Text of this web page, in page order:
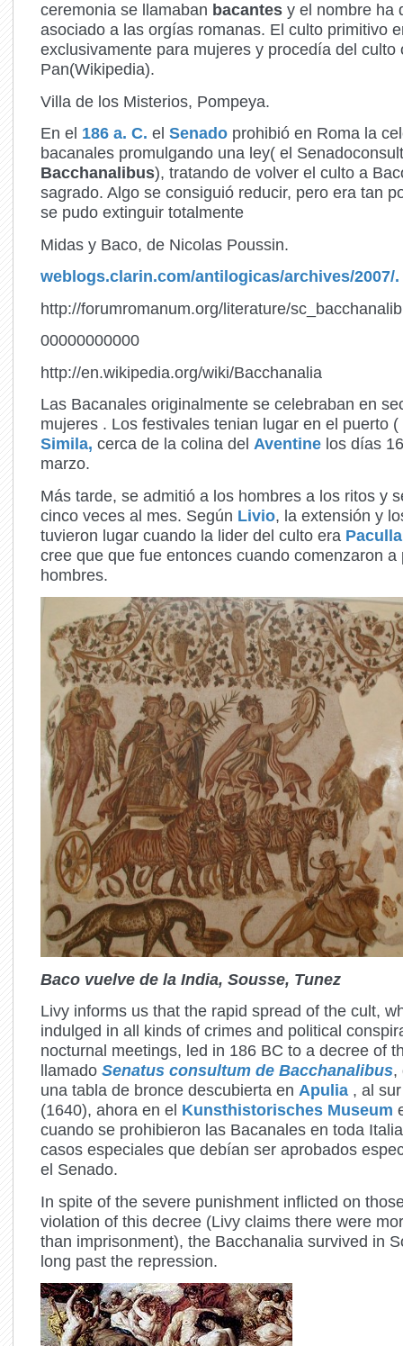
ceremonia se llamaban bacantesy el nombre ha
asociado a las orgías romanas. El culto primitivo
exclusivamente para mujeres y procedía del culto
Pan(Wikipedia).
Villa de los Misterios, Pompeya.
En el 186 a. C. el Senadoprohibió en Roma la
bacanales promulgando una ley( el
Bacchanalibus), tratando de volver el culto a
sagrado. Algo se consiguió reducir, pero era tan
se pudo extinguir totalmente
Midas y Baco, de Nicolas Poussin.
weblogs.clarin.com/antilogicas/archives/2007/.
http://forumromanum.org/literature/
00000000000
http://en.wikipedia.org/wiki/Bacchanalia
Las Bacanales originalmente se celebraban en
mujeres . Los festivales tenian lugar en el puerto (
Simila, cerca de la colina del Aventine los días
marzo.
Más tarde, se admitió a los hombres a los ritos y
cinco veces al mes. Según Livio, la extensión y
tuvieron lugar cuando la lider del culto era
cree que que fue entonces cuando comenzaron a
hombres.
Baco vuelve de la India, Sousse, Tunez
Livy informs us that the rapid spread of the cult,
indulged in all kinds of crimes and political
nocturnal meetings, led in 186 BC to a decree of
llamado Senatus consultum de Bacchanalibus,
una tabla de bronce descubierta en Apulia, al sur
(1640), ahora en el Kunsthistorisches Museum
cuando se prohibieron las Bacanales en toda
casos especiales que debían ser aprobados
el Senado.
In spite of the severe punishment inflicted on
violation of this decree (Livy claims there were
than imprisonment), the Bacchanalia survived in
long past the repression.